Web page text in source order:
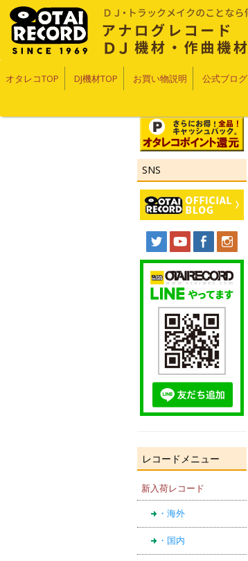
オタレコTOP DJ機材TOP お買い物説明 公式ブログ
SNS
レコードメニュー
新入荷レコード
・海外
・国内